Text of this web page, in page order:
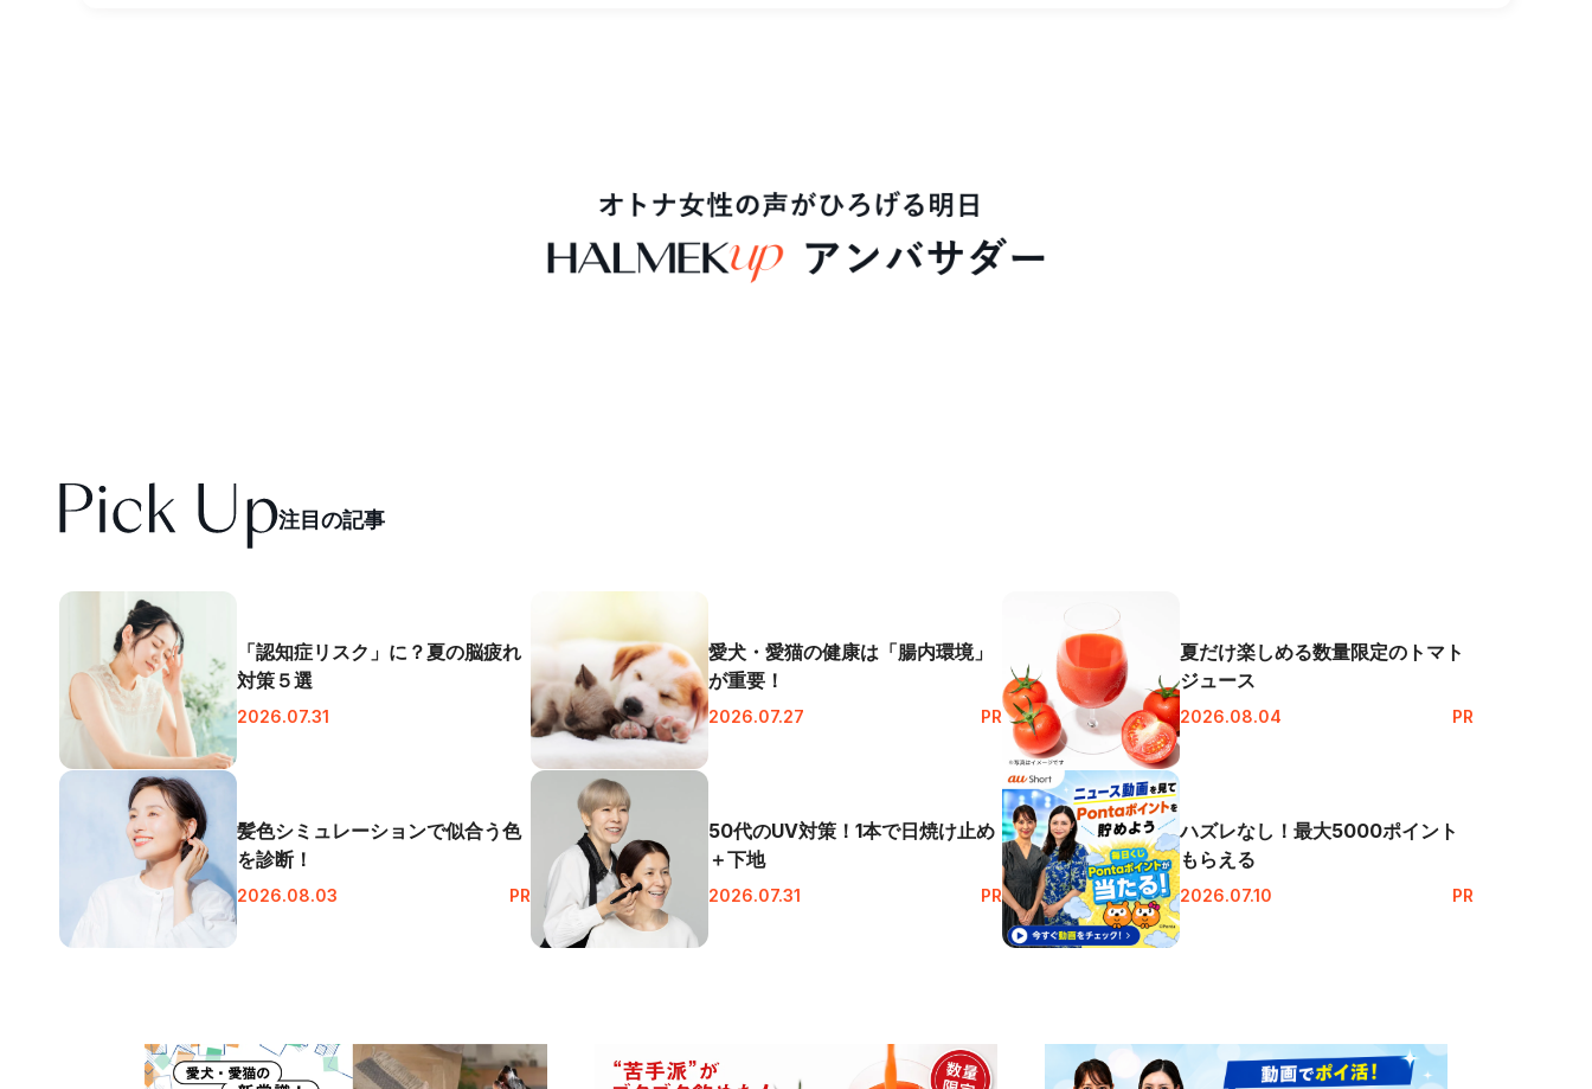
注目の記事
「認知症リスク」に？夏の脳疲れ
対策５選
2026.07.31
愛犬・愛猫の健康は「腸内環境」
が重要！
2026.07.27 PR
夏だけ楽しめる数量限定のトマト
ジュース
2026.08.04 PR
髪色シミュレーションで似合う色
を診断！
2026.08.03 PR
50代のUV対策！1本で日焼け止め
＋下地
2026.07.31 PR
ハズレなし！最大5000ポイント
もらえる
2026.07.10 PR